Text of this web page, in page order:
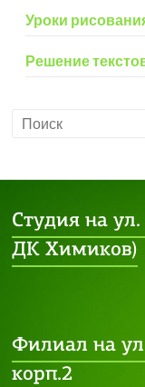
Уроки
Решение
Студия на
ДК Химиков)
Филиал на
корп.2